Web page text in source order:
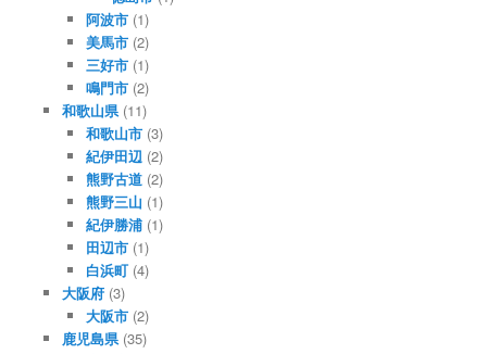
阿波市 (1)
美馬市 (2)
三好市 (1)
鳴門市 (2)
和歌山県(11)
和歌山市 (3)
紀伊田辺 (2)
熊野古道 (2)
熊野三山 (1)
紀伊勝浦 (1)
田辺市 (1)
白浜町 (4)
大阪府(3)
大阪市 (2)
鹿児島県(35)